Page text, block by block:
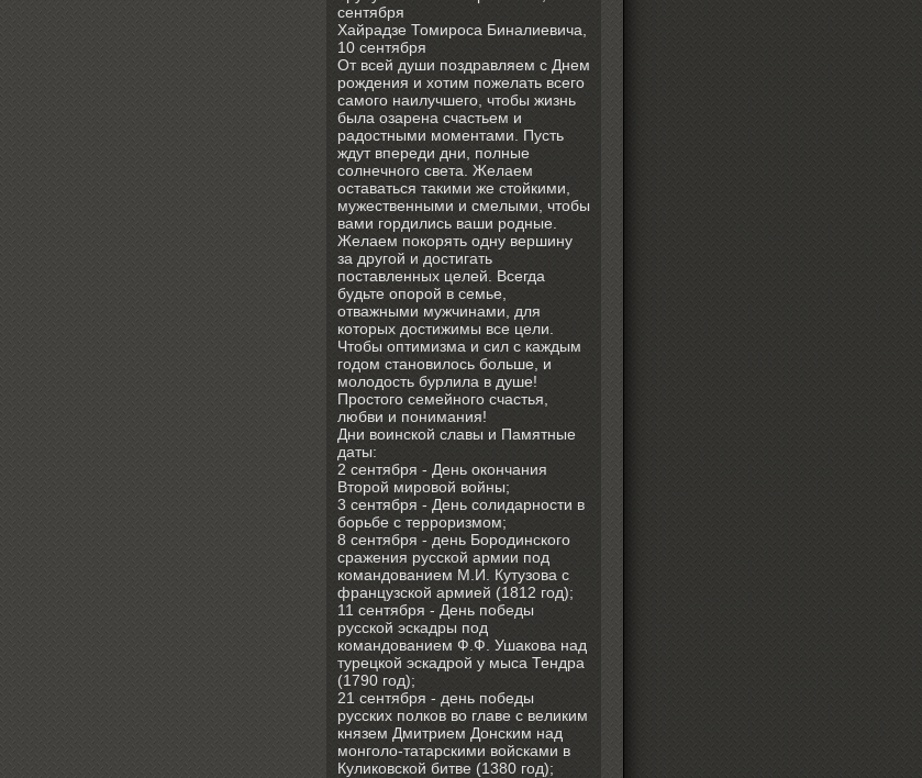
сентября
Хайрадзе Томироса Биналиевича,
10 сентября
От всей души поздравляем с Днем
рождения и хотим пожелать всего
самого наилучшего, чтобы жизнь
была озарена счастьем и
радостными моментами. Пусть
ждут впереди дни, полные
солнечного света. Желаем
оставаться такими же стойкими,
мужественными и смелыми, чтобы
вами гордились ваши родные.
Желаем покорять одну вершину
за другой и достигать
поставленных целей. Всегда
будьте опорой в семье,
отважными мужчинами, для
которых достижимы все цели.
Чтобы оптимизма и сил с каждым
годом становилось больше, и
молодость бурлила в душе!
Простого семейного счастья,
любви и понимания!
Дни воинской славы и Памятные
даты:
2 сентября - День окончания
Второй мировой войны;
3 сентября - День солидарности в
борьбе с терроризмом;
8 сентября - день Бородинского
сражения русской армии под
командованием М.И. Кутузова с
французской армией (1812 год);
11 сентября - День победы
русской эскадры под
командованием Ф.Ф. Ушакова над
турецкой эскадрой у мыса Тендра
(1790 год);
21 сентября - день победы
русских полков во главе с великим
князем Дмитрием Донским над
монголо-татарскими войсками в
Куликовской битве (1380 год);